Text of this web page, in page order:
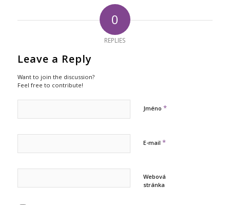
0
REPLIES
Leave a Reply
Want to join the discussion?
Feel free to contribute!
Jméno *
E-mail *
Webová
stránka